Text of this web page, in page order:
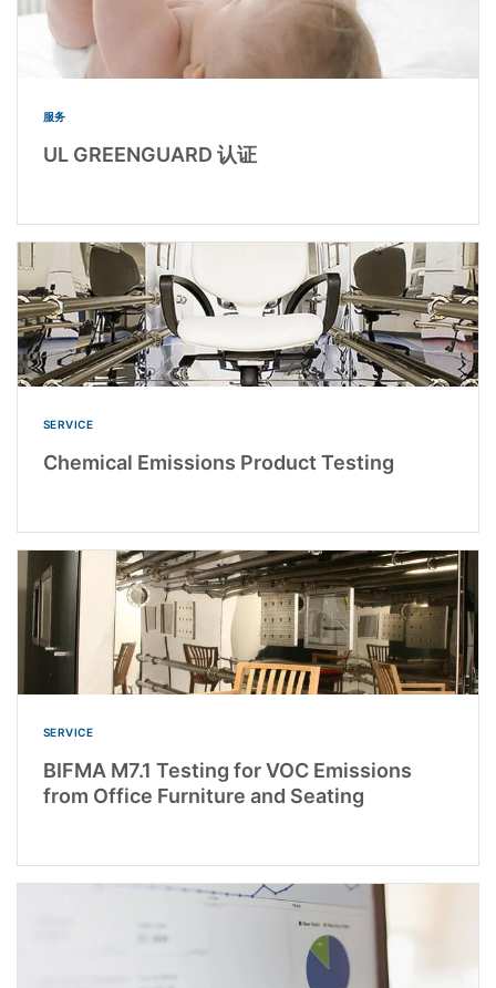
服务
UL GREENGUARD 认证
SERVICE
Chemical Emissions Product Testing
SERVICE
BIFMA M7.1 Testing for VOC Emissions
from Office Furniture and Seating